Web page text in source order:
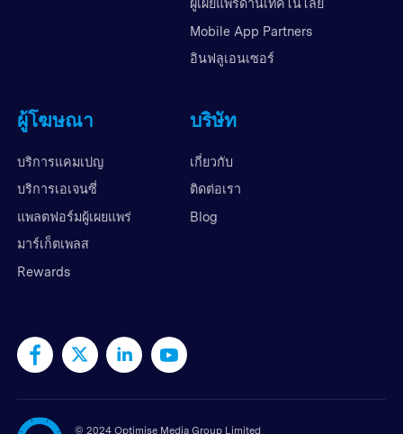
ผู้เผยแพร่ด้านเทคโนโลยี
Mobile App Partners
อินฟลูเอนเซอร์
ผู้โฆษณา
บริการแคมเปญ
บริการเอเจนซี่
แพลตฟอร์มผู้เผยแพร่
มาร์เก็ตเพลส
Rewards
บริษัท
เกี่ยวกับ
ติดต่อเรา
Blog
© 2024 Optimise Media Group Limited